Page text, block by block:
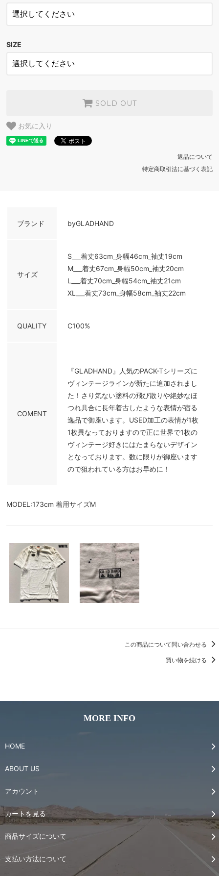
SIZE
SOLD OUT
お気に入り
返品について
特定商取引法に基づく表記
ブランド byGLADHAND
サイズ
S___着丈63cm_身幅46cm_袖丈19cm
M___着丈67cm_身幅50cm_袖丈20cm
L___着丈70cm_身幅54cm_袖丈21cm
XL___着丈73cm_身幅58cm_袖丈22cm
QUALITY C100%
COMENT
『GLADHAND』人気のPACK-Tシリーズに
ヴィンテージラインが新たに追加されまし
た！さり気ない塗料の飛び散りや絶妙なほ
つれ具合に長年着古したような表情が宿る
逸品で御座います。USED加工の表情が1枚
1枚異なっておりますので正に世界で1枚の
ヴィンテージ好きにはたまらないデザイン
となっております。数に限りが御座います
ので狙われている方はお早めに！
MODEL:173cm 着用サイズM
この商品について問い合わせる
買い物を続ける
MORE INFO
HOME
ABOUT US
アカウント
カートを見る
商品サイズについて
支払い方法について